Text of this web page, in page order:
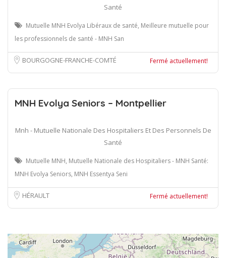
Santé
Mutuelle MNH Evolya Libéraux de santé, Meilleure mutuelle pour
les professionnels de santé - MNH San
BOURGOGNE-FRANCHE-COMTÉ Fermé actuellement!
MNH Evolya Seniors – Montpellier
Mnh - Mutuelle Nationale Des Hospitaliers Et Des Personnels De
Santé
Mutuelle MNH, Mutuelle Nationale des Hospitaliers - MNH Santé:
MNH Evolya Seniors, MNH Essentya Seni
HÉRAULT Fermé actuellement!